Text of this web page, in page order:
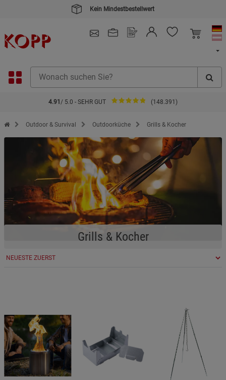
Kein Mindestbestellwert
4.91 / 5.0 - SEHR GUT (148.391)
Zur Startseite des Kopp Verlag Online-Shop
Outdoor & Survival Outdoorküche Grills & Kocher
Grills & Kocher